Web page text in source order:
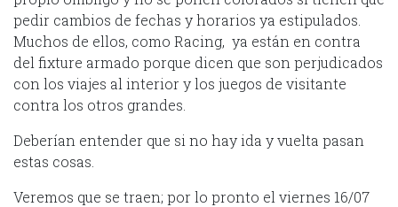
pedir cambios de fechas y horarios ya estipulados.
Muchos de ellos, como Racing, ya están en contra
del fixture armado porque dicen que son perjudicados
con los viajes al interior y los juegos de visitante
contra los otros grandes.
Deberían entender que si no hay ida y vuelta pasan
estas cosas.
Veremos que se traen; por lo pronto el viernes 16/07